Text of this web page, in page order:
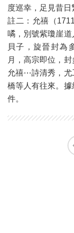
度巡幸，足見昔日
註二：允禧（
噊，別號紫瓊崖
貝子，旋晉封為
月，高宗即位，
允禧⋯詩清秀，尤
橋等人有往來。
件。